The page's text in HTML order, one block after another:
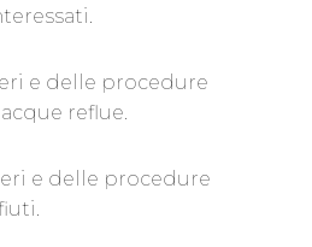
e delle procedure
reflue.
e delle procedure